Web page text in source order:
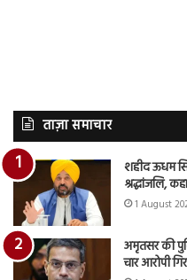
ताज़ा समाचार
शहीद ऊधम
श्रद्धांजलि,
1 August
अमृतसर की
चार आरोपी